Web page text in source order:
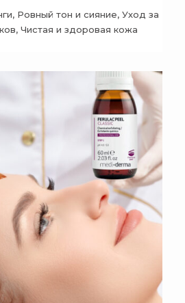
Ровный тон и сияние, Уход за
Чистая и здоровая кожа
+